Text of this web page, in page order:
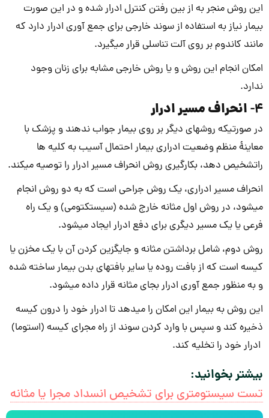
این روش منجر به از بین رفتن کنترل ادرار شده و در این صورت
بیمار نیاز به استفاده از سوند خارجی برای جمع آوری ادرار دارد که
مانند کاندوم بر روی آلت تناسلی قرار می­گیرد.
امکان انجام این روش و یا روش خارجی مشابه برای زنان وجود
ندارد.
4- انحراف مسیر ادرار
در صورتیکه روش­های دیگر بر روی بیمار جواب ندهند و پزشک با
معاینۀ منظم وضعیت ادراری بیمار احتمال آسیب به کلیه­ ها
راتشخیص دهد، بکارگیری روش انحراف مسیر ادرار را توصیه می­کند.
انحراف مسیر ادراری، یک روش جراحی است که به دو روش انجام
می­شود، در روش اول مثانه خارج شده (سیستکتومی) و یک راه
فرعی یا یک مسیر دیگری برای دفع ادرار ایجاد می­شود.
روش دوم، شامل برداشتن مثانه و جایگزین کردن آن با یک مخزن یا
کیسه است که از بافت روده یا سایر بافت­های بدن بیمار ساخته شده
و به منظور جمع آوری ادرار بجای مثانه قرار داده می­شود.
این روش به بیمار این امکان را می­دهد تا ادرار خود را درون کیسه
ذخیره کند و سپس با وارد کردن سوند از راه مجرای کیسه (استوما)
ادرار خود را تخلیه کند.
بیشتر بخوانید:
تست سیستومتری برای تشخيص انسداد مجرا يا مثانه